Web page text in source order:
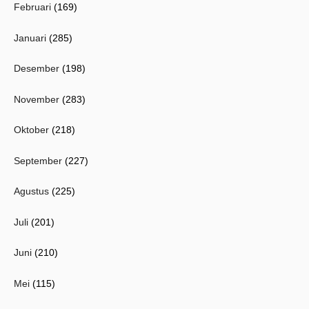
Februari (169)
Januari (285)
Desember (198)
November (283)
Oktober (218)
September (227)
Agustus (225)
Juli (201)
Juni (210)
Mei (115)